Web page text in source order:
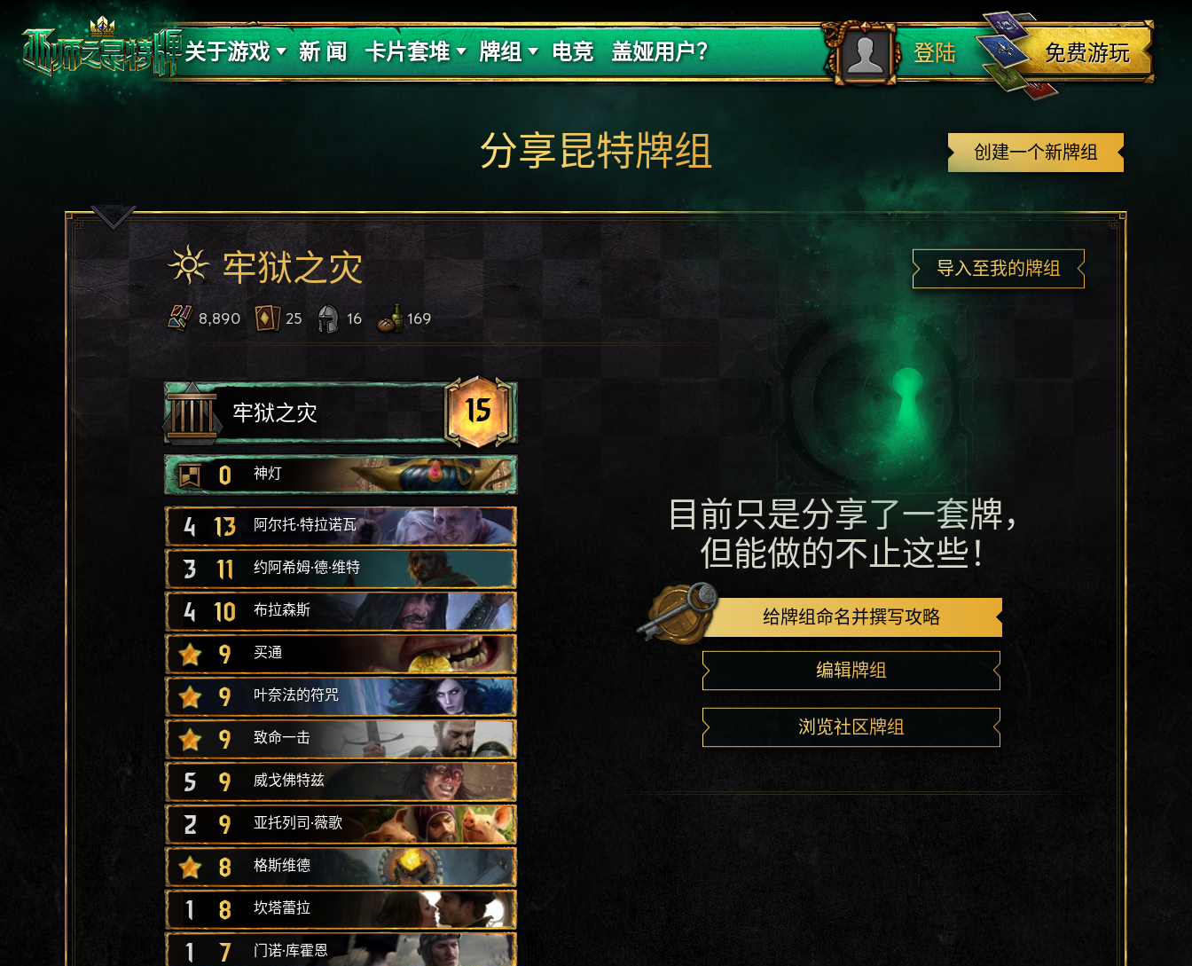
关于游戏
支持
新 闻 卡片套堆
力量的代价
牌组
牌组攻略
电竞 盖娅用户？ 登陆
登出
免费游玩
创建一个新牌组
分享昆特牌组
牢狱之灾 导入至我的牌组
8,890 25 16 169
牢狱之灾 15
0 神灯
4 13 阿尔托·特拉诺瓦
3 11 约阿希姆·德·维特
4 10 布拉森斯
9 买通
9 叶奈法的符咒
9 致命一击
5 9 威戈佛特兹
2 9 亚托列司·薇歌
8 格斯维德
1 8 坎塔蕾拉
1 7 门诺·库霍恩
目前只是分享了一套牌，
但能做的不止这些！
给牌组命名并撰写攻略
编辑牌组
浏览社区牌组